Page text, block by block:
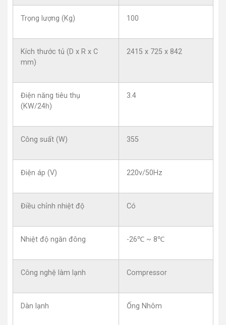
Trọng lượng (Kg) 100
Kích thước tủ (D x R x C
mm)
2415 x 725 x 842
Điện năng tiêu thụ
(KW/24h)
3.4
Công suất (W) 355
Điện áp (V) 220v/50Hz
Điều chỉnh nhiệt độ Có
Nhiệt độ ngăn đông -26℃ ~ 8℃
Công nghệ làm lạnh Compressor
Dàn lạnh Ống Nhôm